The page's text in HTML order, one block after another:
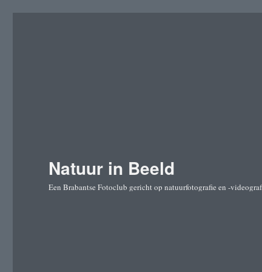
Natuur in Beeld
Een Brabantse Fotoclub gericht op natuurfotografie en -